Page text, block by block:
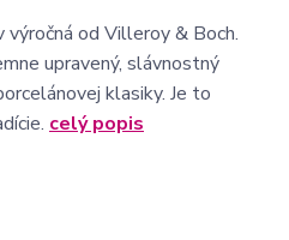
od Villeroy & Boch.
upravený, slávnostný
klasiky. Je to
celý popis